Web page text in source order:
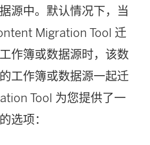
源中。默认情况下，当
Migration Tool 迁
作簿或数据源时，该数
工作簿或数据源一起迁
Tool 为您提供了一
选项：